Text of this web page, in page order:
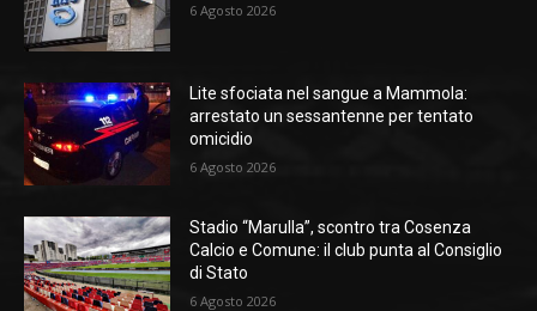
6 Agosto 2026
Lite sfociata nel sangue a Mammola:
arrestato un sessantenne per tentato
omicidio
6 Agosto 2026
Stadio “Marulla”, scontro tra Cosenza
Calcio e Comune: il club punta al Consiglio
di Stato
6 Agosto 2026